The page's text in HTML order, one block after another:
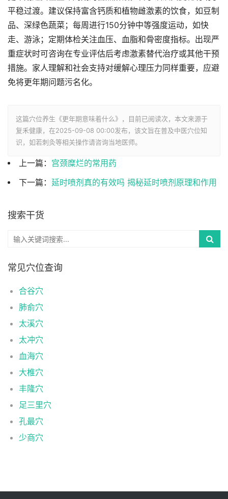
平稳过渡。建议保持富含钙质和植物雌激素的饮食，如豆制
品、深绿色蔬菜；每周进行150分钟中等强度运动，如快
走、游泳；定期体检关注血压、血脂和骨密度指标。出现严
重症状时可咨询在专业评估后考虑激素替代治疗或其他干预
措施。家人理解和社会支持对缓解心理压力同样重要，应避
免将更年期问题污名化。
这篇穴位养生《更年期意味着什么》，目前已阅读次，本文来源于
复禾健康，在2025-09-08 00:00发布，该文旨在普及中医穴位知
识，如若刺灸等相关操作请咨询当地医师。
上一篇： 宫颈糜烂的常用药
下一篇： 延时喷剂真的有效吗 揭秘延时喷剂原理和作用
搜索干货
常见穴位查询
合谷穴
肺俞穴
太溪穴
太冲穴
血海穴
大椎穴
丰隆穴
足三里穴
孔最穴
少商穴